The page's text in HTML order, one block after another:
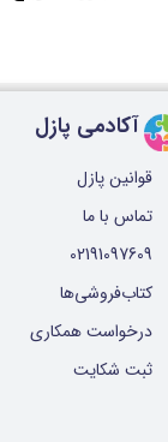
آکادمی پازل
قوانین پازل
تماس با ما
02191097609
کتاب‌فروشی‌ها
درخواست همکاری
ثبت شکایت